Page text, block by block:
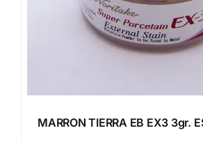
MARRON TIERRA EB EX3 3gr.